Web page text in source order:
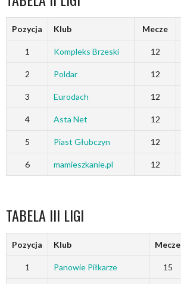
Pozycja Klub Mecze
1 Kompleks Brzeski 12
2 Poldar 12
3 Eurodach 12
4 Asta Net 12
5 Piast Głubczyn 12
6 mamieszkanie.pl 12
TABELA III LIGI
Pozycja Klub Mecze
1 Panowie Piłkarze 15